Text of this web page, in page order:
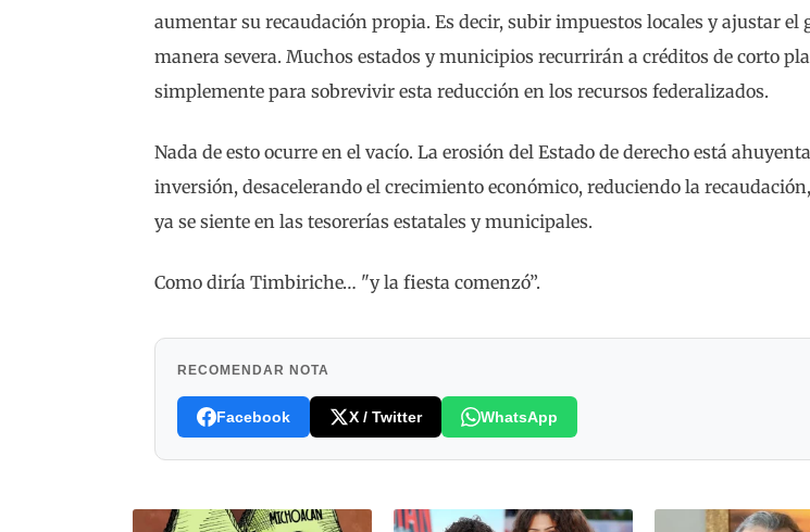
aumentar su recaudación propia. Es decir, subir impuestos locales y ajustar el
manera severa. Muchos estados y municipios recurrirán a créditos de corto
simplemente para sobrevivir esta reducción en los recursos federalizados.
Nada de esto ocurre en el vacío. La erosión del Estado de derecho está
inversión, desacelerando el crecimiento económico, reduciendo la
ya se siente en las tesorerías estatales y municipales.
Como diría Timbiriche… "y la fiesta comenzó”.
RECOMENDAR NOTA
Facebook X / Twitter WhatsApp